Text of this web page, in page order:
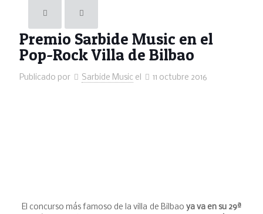
Premio Sarbide Music en el
Pop-Rock Villa de Bilbao
Publicado por Sarbide Music el 11 octubre 2016
El concurso más famoso de la villa de Bilbao ya va en su 29ª